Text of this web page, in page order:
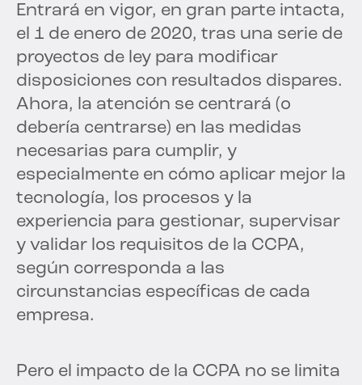
Entrará en vigor, en gran parte intacta,
el 1 de enero de 2020, tras una serie de
proyectos de ley para modificar
disposiciones con resultados dispares.
Ahora, la atención se centrará (o
debería centrarse) en las medidas
necesarias para cumplir, y
especialmente en cómo aplicar mejor la
tecnología, los procesos y la
experiencia para gestionar, supervisar
y validar los requisitos de la CCPA,
según corresponda a las
circunstancias específicas de cada
empresa.
Pero el impacto de la CCPA no se limita